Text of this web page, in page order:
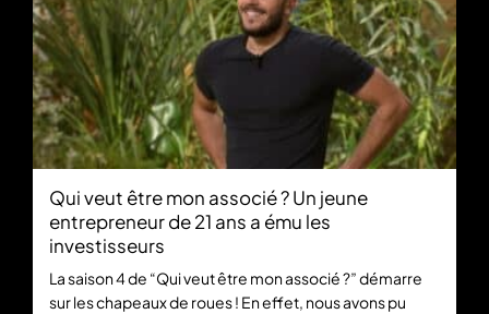
Qui veut être mon associé ? Un jeune
entrepreneur de 21 ans a ému les
investisseurs
La saison 4 de “Qui veut être mon associé ?” démarre
sur les chapeaux de roues ! En effet, nous avons pu